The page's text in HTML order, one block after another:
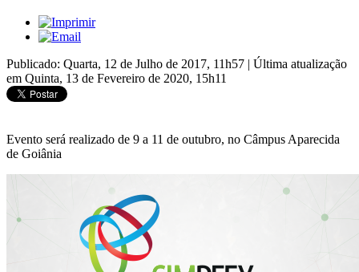
Publicado: Quarta, 12 de Julho de 2017, 11h57 | Última atualização
em Quinta, 13 de Fevereiro de 2020, 15h11
Evento será realizado de 9 a 11 de outubro, no Câmpus Aparecida
de Goiânia